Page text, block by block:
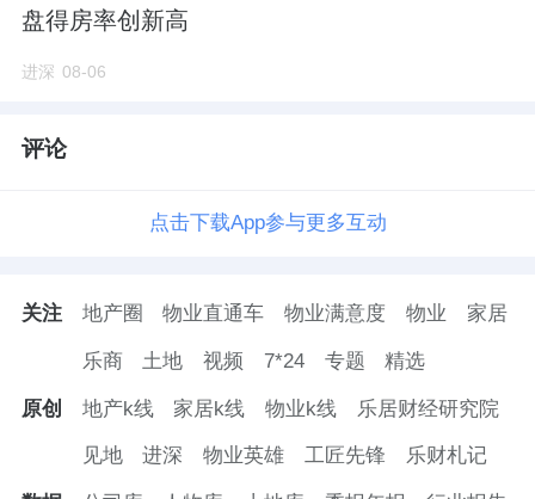
盘得房率创新高
进深 08-06
评论
点击下载App参与更多互动
关注 地产圈 物业直通车 物业满意度 物业 家居
乐商 土地 视频 7*24 专题 精选
原创 地产k线 家居k线 物业k线 乐居财经研究院
见地 进深 物业英雄 工匠先锋 乐财札记